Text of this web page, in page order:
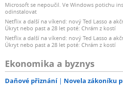
Microsoft se nepoučil. Ve Windows potichu
odinstalovat
Netflix a další na víkend: nový Ted Lasso a
Úkryt nebo past a 28 let poté: Chrám z kostí
Netflix a další na víkend: nový Ted Lasso a
Úkryt nebo past a 28 let poté: Chrám z kostí
Ekonomika a byznys
Daňové přiznání Novela zákoníku